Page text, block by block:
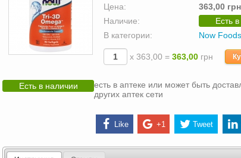
Цена:
363,00 грн
Наличие:
Есть
В категории:
Now Foods
х 363,00 = 363,00 грн
Есть в наличии
есть в аптеке или может быть
других аптек сети
Like +1 Tweet